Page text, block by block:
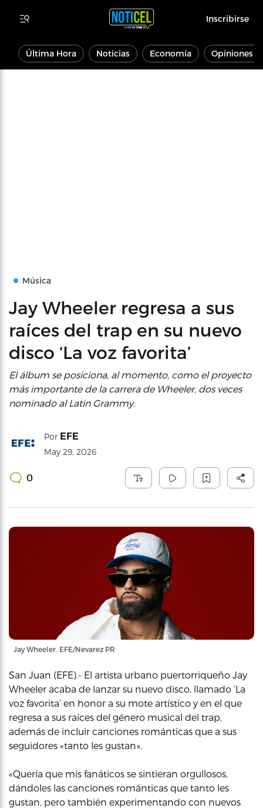
Inscribirse
Última Hora Noticias Economía Opiniones
Música
Jay Wheeler regresa a sus
raíces del trap en su nuevo
disco ‘La voz favorita’
El álbum se posiciona, al momento, como el proyecto
más importante de la carrera de Wheeler, dos veces
nominado al Latin Grammy.
Por EFE
May 29, 2026
0
Jay Wheeler. EFE/Nevarez PR
San Juan (EFE).- El artista urbano puertorriqueño Jay
Wheeler acaba de lanzar su nuevo disco, llamado ‘La
voz favorita’ en honor a su mote artístico y en el que
regresa a sus raíces del género musical del trap,
además de incluir canciones románticas que a sus
seguidores «tanto les gustan».
«Quería que mis fanáticos se sintieran orgullosos,
dándoles las canciones románticas que tanto les
gustan, pero también experimentando con nuevos